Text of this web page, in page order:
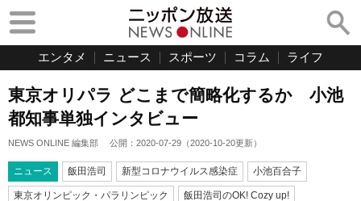
エンタメ ニュース スポーツ コラム ライフ
東京オリパラ どこまで簡略化するか 小池
都知事単独インタビュー
NEWS ONLINE 編集部 公開： 2020-07-29 （2020-10-20更新）
ニュース 飯田浩司 新型コロナウイルス感染症 小池百合子
東京オリンピック・パラリンピック 飯田浩司のOK! Cozy up!